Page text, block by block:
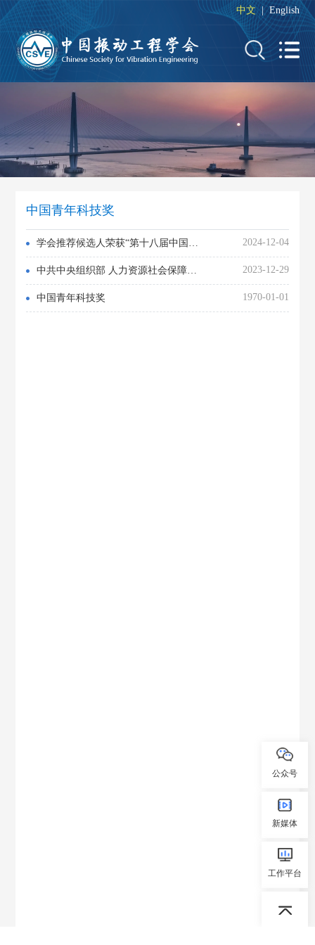
中文|English
中国青年科技奖
学会推荐候选人荣获“第十八届中国青年科技奖” 2024-12-04
中共中央组织部 人力资源社会保障部 中国科协 共青团中央关于开展第十八届中国青年科技奖候选人提名工作 2023-12-29
中国青年科技奖 1970-01-01
公众号
新媒体
工作平台